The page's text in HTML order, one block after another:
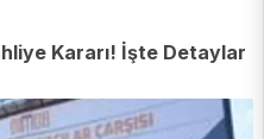
Kararı! İşte Detaylar